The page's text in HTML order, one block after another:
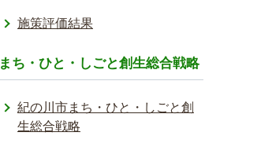
施策評価結果
まち・ひと・しごと創生総合戦略
紀の川市まち・ひと・しごと創
生総合戦略